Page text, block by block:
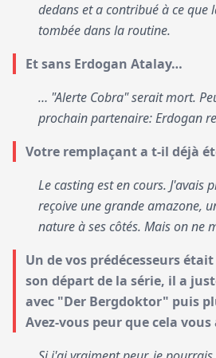
dedans et a contribué à ce que
tombée dans la routine.
Et sans Erdogan Atalay…
… "Alerte Cobra" serait mort.
prochain partenaire: Erdogan
Votre remplaçant a t-il déjà
Le casting est en cours. J'avais
reçoive une grande amazone,
nature à ses côtés. Mais on ne
Un de vos prédécesseurs
son départ de la série, il a
avec "Der Bergdoktor" puis
Avez-vous peur que cela vous